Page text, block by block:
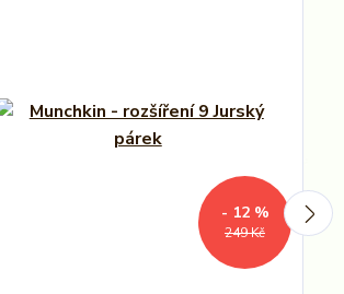
249 Kč
- 12 %